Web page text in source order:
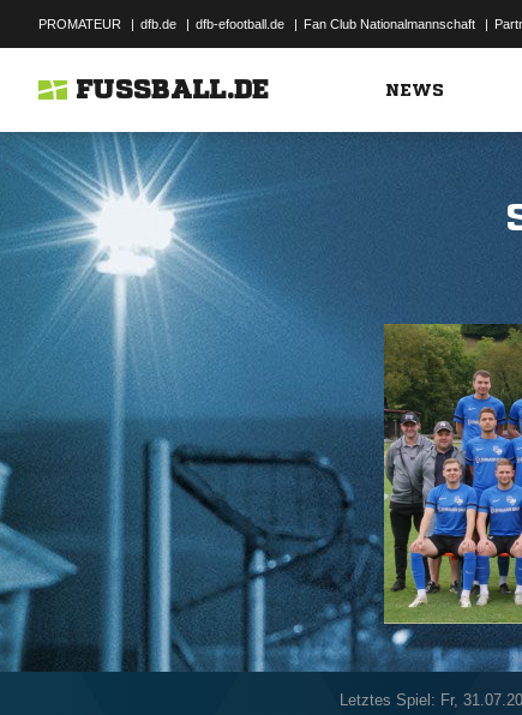
PROMATEUR | dfb.de | dfb-efootball.de | Fan Club Nationalmannschaft |
FUSSBALL.DE NEWS
Letztes Spiel: Fr,